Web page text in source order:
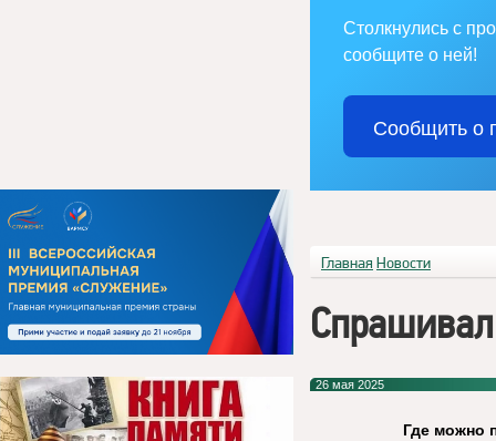
Столкнулись с
сообщите о ней!
Сообщить о
Главная Новости
26 мая 2025
Где можно